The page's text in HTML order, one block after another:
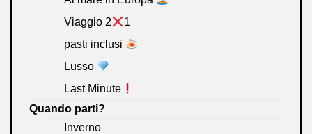
Viaggio 2
1
pasti inclusi
Lusso
Last Minute
Quando parti?
Inverno